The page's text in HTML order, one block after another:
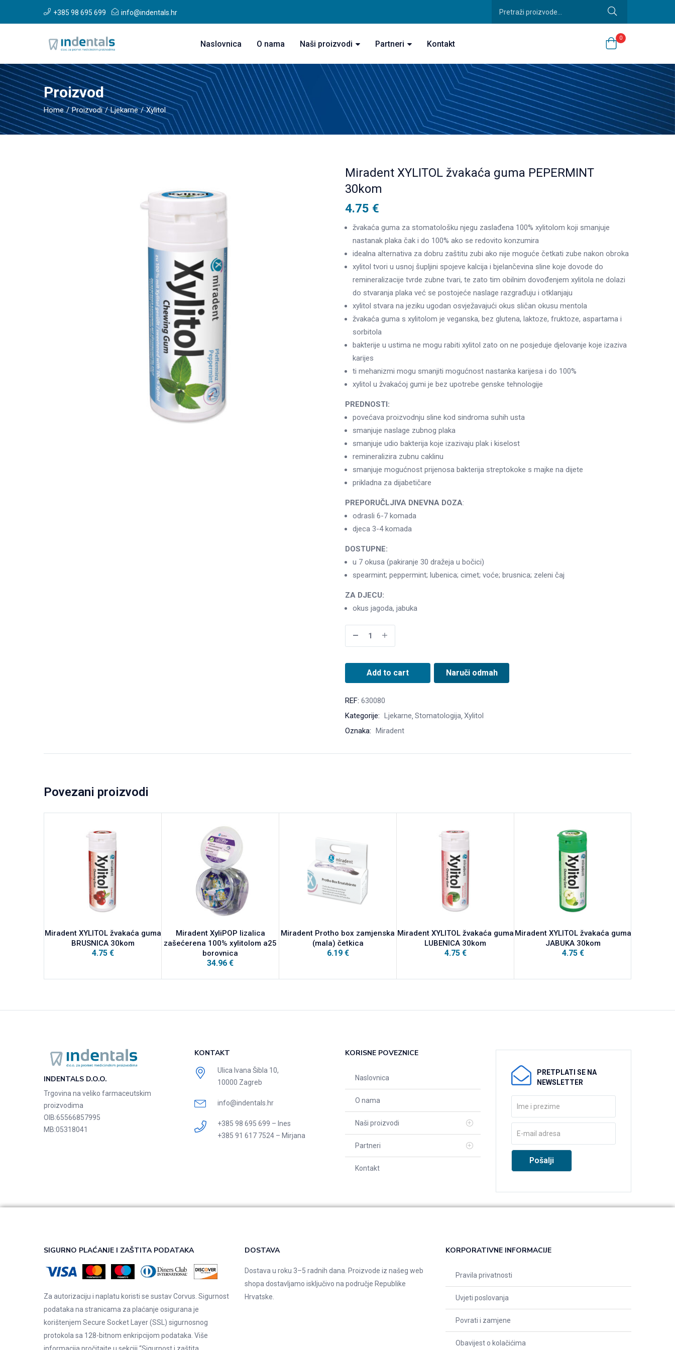
+385 98 695 699 info@indentals.hr
Naslovnica O nama Naši proizvodi Partneri Kontakt
0
Proizvod
Home Proizvodi Ljekarne Xylitol
Miradent XYLITOL žvakaća guma PEPERMINT
30kom
4.75 €
žvakaća guma za stomatološku njegu zaslađena 100% xylitolom koji smanjuje
nastanak plaka čak i do 100% ako se redovito konzumira
idealna alternativa za dobru zaštitu zubi ako nije moguće četkati zube nakon obroka
xylitol tvori u usnoj šupljini spojeve kalcija i bjelančevina sline koje dovode do
remineralizacije tvrde zubne tvari, te zato tim obilnim dovođenjem xylitola ne dolazi
do stvaranja plaka već se postojeće naslage razgrađuju i otklanjaju
xylitol stvara na jeziku ugodan osvježavajući okus sličan okusu mentola
žvakaća guma s xylitolom je veganska, bez glutena, laktoze, fruktoze, aspartama i
sorbitola
bakterije u ustima ne mogu rabiti xylitol zato on ne posjeduje djelovanje koje izaziva
karijes
ti mehanizmi mogu smanjiti mogućnost nastanka karijesa i do 100%
xylitol u žvakaćoj gumi je bez upotrebe genske tehnologije
PREDNOSTI:
povećava proizvodnju sline kod sindroma suhih usta
smanjuje naslage zubnog plaka
smanjuje udio bakterija koje izazivaju plak i kiselost
remineralizira zubnu caklinu
smanjuje mogućnost prijenosa bakterija streptokoke s majke na dijete
prikladna za dijabetičare
PREPORUČLJIVA DNEVNA DOZA:
odrasli 6-7 komada
djeca 3-4 komada
DOSTUPNE:
u 7 okusa (pakiranje 30 dražeja u bočici)
spearmint; peppermint; lubenica; cimet; voće; brusnica; zeleni čaj
ZA DJECU:
okus jagoda, jabuka
Add to cart Naruči odmah
REF: 630080
Kategorije: Ljekarne Stomatologija Xylitol
Oznaka: Miradent
Povezani proizvodi
Miradent XYLITOL žvakaća guma
BRUSNICA 30kom
4.75 €
Miradent XyliPOP lizalica
zašećerena 100% xylitolom a25
borovnica
34.96 €
Miradent Protho box zamjenska
(mala) četkica
6.19 €
Miradent XYLITOL žvakaća guma
LUBENICA 30kom
4.75 €
Miradent XYLITOL žvakaća guma
JABUKA 30kom
4.75 €
INDENTALS D.O.O.
Trgovina na veliko farmaceutskim
proizvodima
OIB:65566857995
MB:05318041
KONTAKT
Ulica Ivana Šibla 10,
10000 Zagreb
info@indentals.hr
+385 98 695 699 – Ines
+385 91 617 7524 – Mirjana
KORISNE POVEZNICE
Naslovnica
O nama
Naši proizvodi
Partneri
Kontakt
PRETPLATI SE NA
NEWSLETTER
SIGURNO PLAĆANJE I ZAŠTITA PODATAKA
Za autorizaciju i naplatu koristi se sustav Corvus. Sigurnost
podataka na stranicama za plaćanje osigurana je
korištenjem Secure Socket Layer (SSL) sigurnosnog
protokola sa 128-bitnom enkripcijom podataka. Više
informacija pročitajte u sekciji “Sigurnost i zaštita
DOSTAVA
Dostava u roku 3–5 radnih dana. Proizvode iz našeg web
shopa dostavljamo isključivo na područje Republike
Hrvatske.
KORPORATIVNE INFORMACIJE
Pravila privatnosti
Uvjeti poslovanja
Povrati i zamjene
Obavijest o kolačićima